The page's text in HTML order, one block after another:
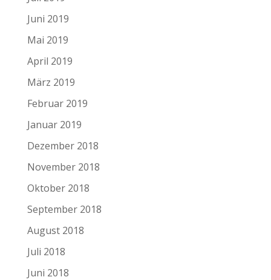
Juni 2019
Mai 2019
April 2019
März 2019
Februar 2019
Januar 2019
Dezember 2018
November 2018
Oktober 2018
September 2018
August 2018
Juli 2018
Juni 2018